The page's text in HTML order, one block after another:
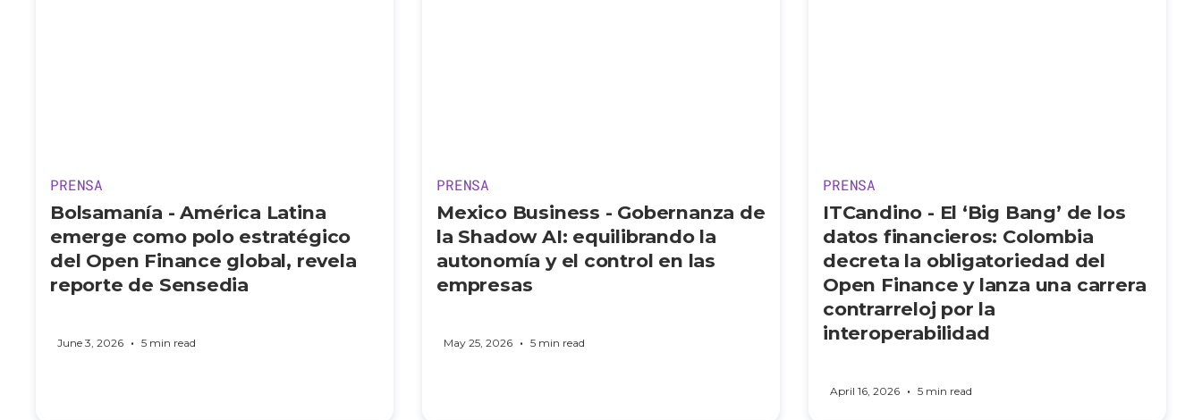
PRENSA
Bolsamanía - América Latina
emerge como polo estratégico
del Open Finance global, revela
reporte de Sensedia
June 3, 2026 • 5 min read
PRENSA
Mexico Business - Gobernanza de
la Shadow AI: equilibrando la
autonomía y el control en las
empresas
May 25, 2026 • 5 min read
PRENSA
ITCandino - El ‘Big Bang’ de los
datos financieros: Colombia
decreta la obligatoriedad del
Open Finance y lanza una carrera
contrarreloj por la
interoperabilidad
April 16, 2026 • 5 min read